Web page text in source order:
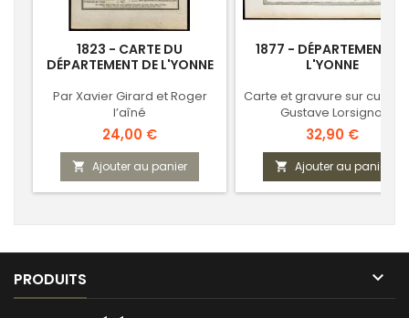
1823 - CARTE DU
DÉPARTEMENT DE L'YONNE
Par Xavier Girard et Roger
l’aîné
Prix
24,00 €
 Ajouter au panier
1877 - DÉPARTEMENT DE
L'YONNE
Carte et gravure sur cuivre
Gustave Lorsignol
Prix
32,90 €
 Ajouter au panier
PRODUITS 